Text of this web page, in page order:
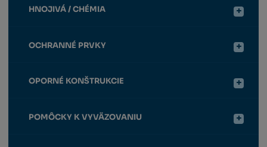
HNOJIVÁ / CHÉMIA
OCHRANNÉ PRVKY
OPORNÉ KONŠTRUKCIE
POMÔCKY K VYVÄZOVANIU